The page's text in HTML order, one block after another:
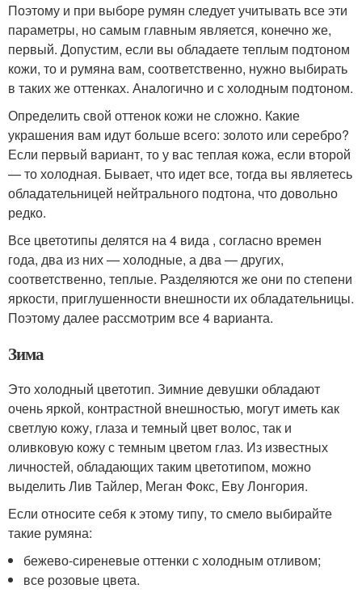
Поэтому и при выборе румян следует учитывать все эти
параметры, но самым главным является, конечно же,
первый. Допустим, если вы обладаете теплым подтоном
кожи, то и румяна вам, соответственно, нужно выбирать
в таких же оттенках. Аналогично и с холодным подтоном.
Определить свой оттенок кожи не сложно. Какие
украшения вам идут больше всего: золото или серебро?
Если первый вариант, то у вас теплая кожа, если второй
— то холодная. Бывает, что идет все, тогда вы являетесь
обладательницей нейтрального подтона, что довольно
редко.
Все цветотипы делятся на 4 вида , согласно времен
года, два из них — холодные, а два — других,
соответственно, теплые. Разделяются же они по степени
яркости, приглушенности внешности их обладательницы.
Поэтому далее рассмотрим все 4 варианта.
Зима
Это холодный цветотип. Зимние девушки обладают
очень яркой, контрастной внешностью, могут иметь как
светлую кожу, глаза и темный цвет волос, так и
оливковую кожу с темным цветом глаз. Из известных
личностей, обладающих таким цветотипом, можно
выделить Лив Тайлер, Меган Фокс, Еву Лонгория.
Если относите себя к этому типу, то смело выбирайте
такие румяна:
бежево-сиреневые оттенки с холодным отливом;
все розовые цвета.